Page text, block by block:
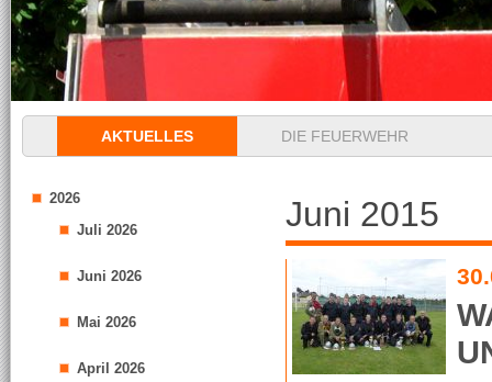
Navigation
überspringenAKTUELLES DIE FEUERWEHR
2026
Juli 2026
Juni 2026
Mai 2026
April 2026
Juni 2015